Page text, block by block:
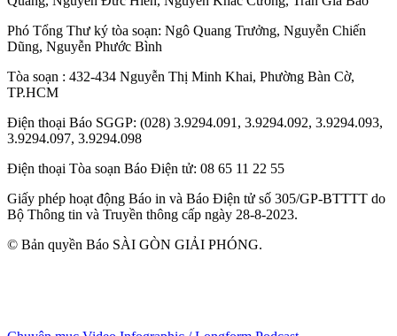
Hơn 3.700 tỷ đồng đầu tư vào khu công
nghiệp VSIP Đà Nẵng